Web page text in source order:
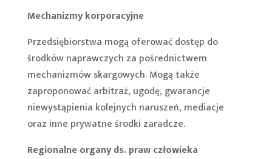
Mechanizmy korporacyjne
Przedsiębiorstwa mogą oferować dostęp do
środków naprawczych za pośrednictwem
mechanizmów skargowych. Mogą także
zaproponować arbitraż, ugodę, gwarancje
niewystąpienia kolejnych naruszeń, mediacje
oraz inne prywatne środki zaradcze.
Regionalne organy ds. praw człowieka